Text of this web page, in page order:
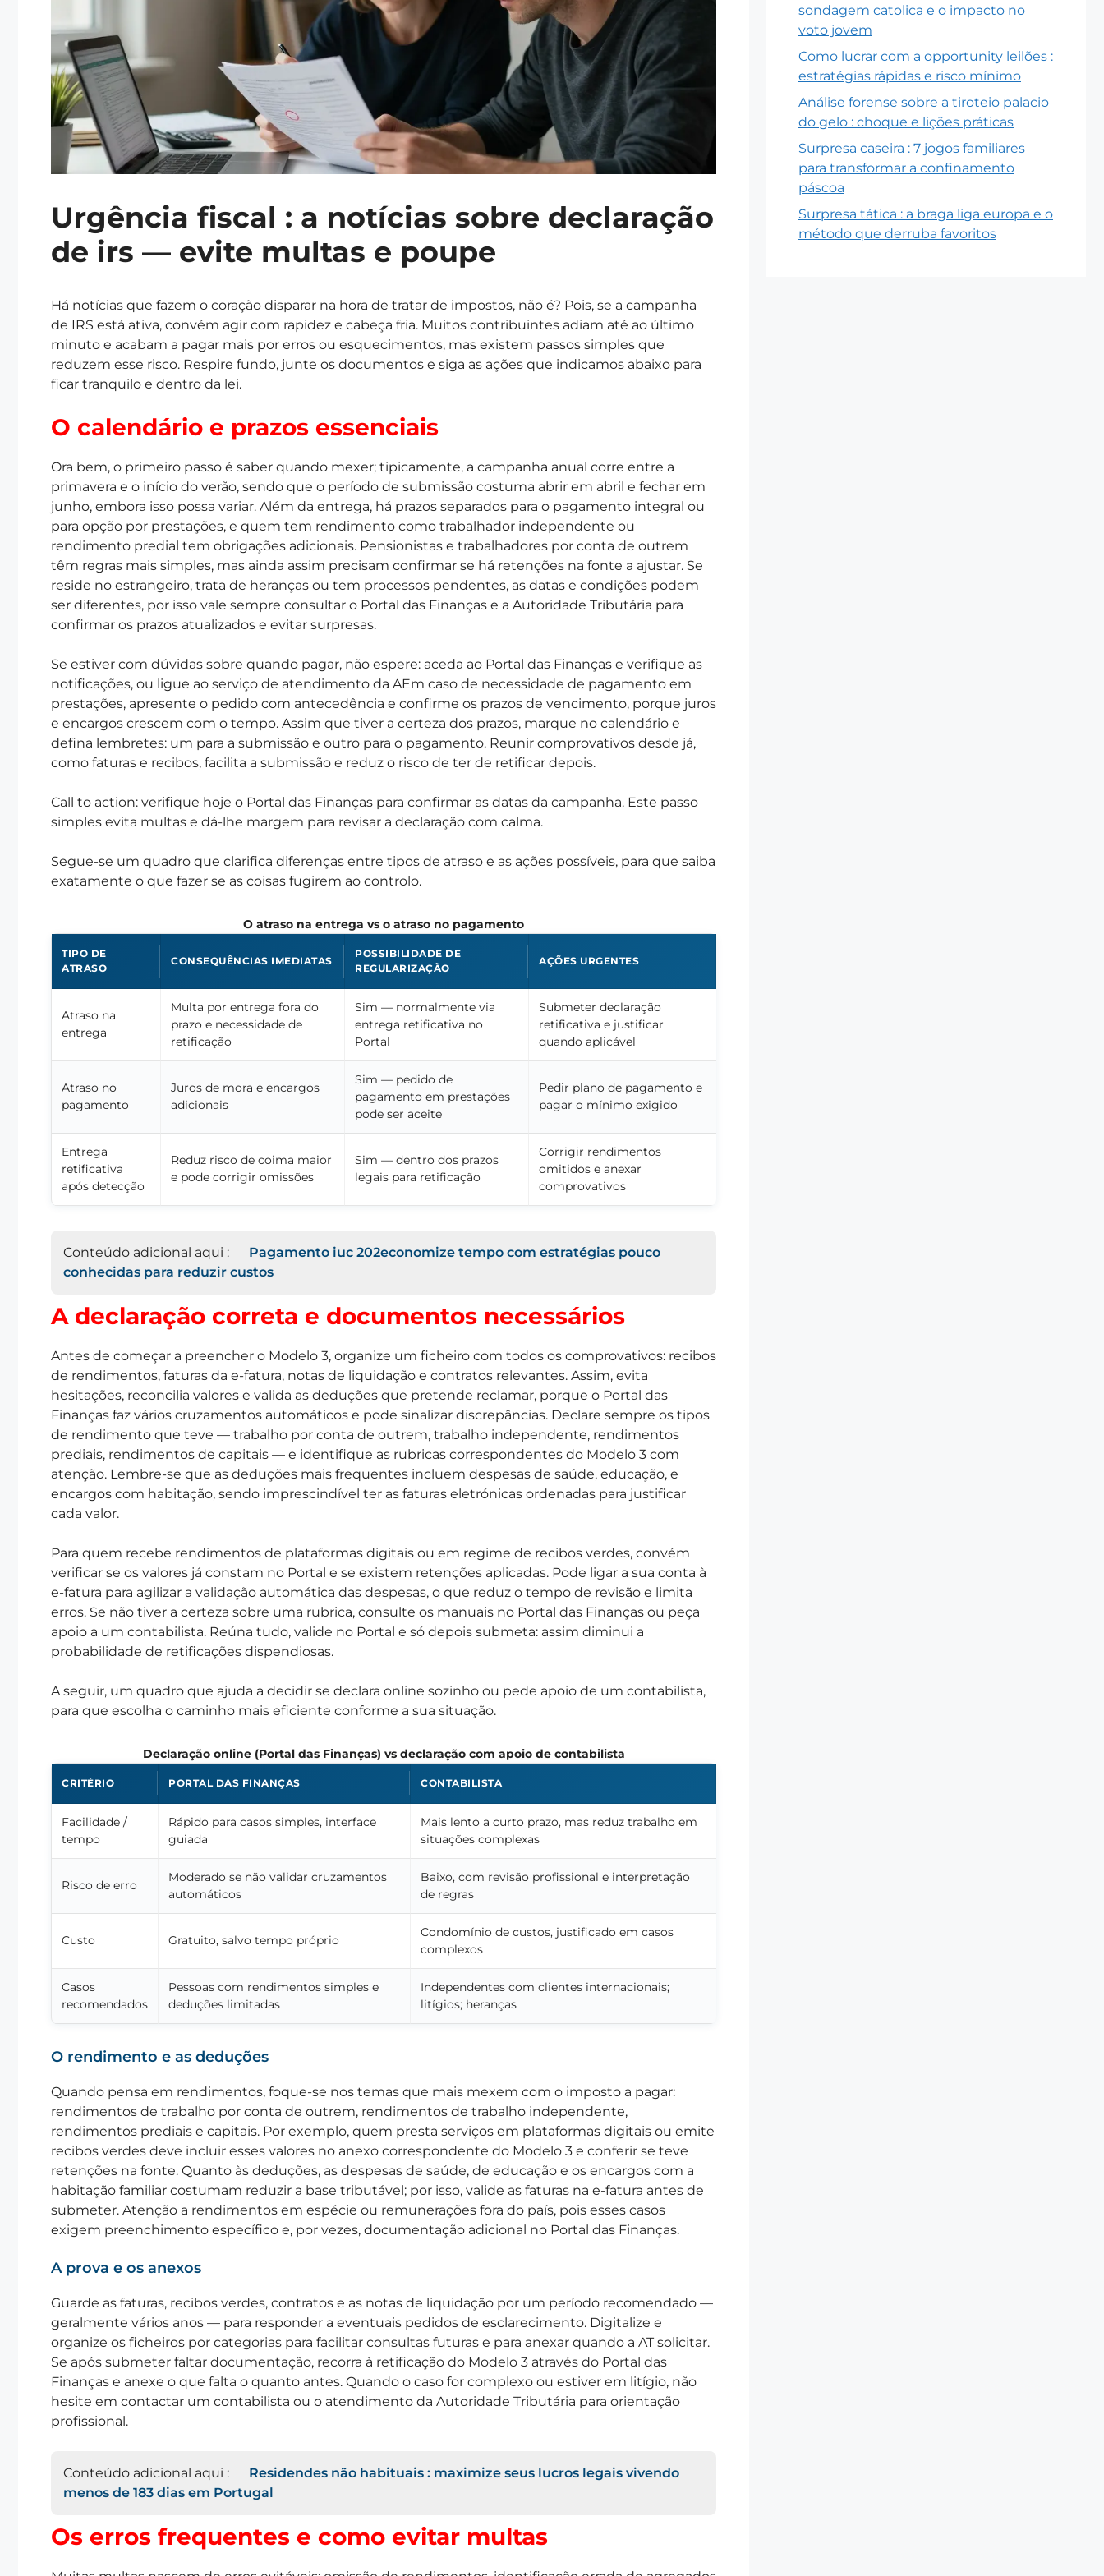
Urgência fiscal : a notícias sobre declaração
de irs — evite multas e poupe
Há notícias que fazem o coração disparar na hora de tratar de impostos, não é? Pois, se a campanha
de IRS está ativa, convém agir com rapidez e cabeça fria. Muitos contribuintes adiam até ao último
minuto e acabam a pagar mais por erros ou esquecimentos, mas existem passos simples que
reduzem esse risco. Respire fundo, junte os documentos e siga as ações que indicamos abaixo para
ficar tranquilo e dentro da lei.
O calendário e prazos essenciais
Ora bem, o primeiro passo é saber quando mexer; tipicamente, a campanha anual corre entre a
primavera e o início do verão, sendo que o período de submissão costuma abrir em abril e fechar em
junho, embora isso possa variar. Além da entrega, há prazos separados para o pagamento integral ou
para opção por prestações, e quem tem rendimento como trabalhador independente ou
rendimento predial tem obrigações adicionais. Pensionistas e trabalhadores por conta de outrem
têm regras mais simples, mas ainda assim precisam confirmar se há retenções na fonte a ajustar. Se
reside no estrangeiro, trata de heranças ou tem processos pendentes, as datas e condições podem
ser diferentes, por isso vale sempre consultar o Portal das Finanças e a Autoridade Tributária para
confirmar os prazos atualizados e evitar surpresas.
Se estiver com dúvidas sobre quando pagar, não espere: aceda ao Portal das Finanças e verifique as
notificações, ou ligue ao serviço de atendimento da AEm caso de necessidade de pagamento em
prestações, apresente o pedido com antecedência e confirme os prazos de vencimento, porque juros
e encargos crescem com o tempo. Assim que tiver a certeza dos prazos, marque no calendário e
defina lembretes: um para a submissão e outro para o pagamento. Reunir comprovativos desde já,
como faturas e recibos, facilita a submissão e reduz o risco de ter de retificar depois.
Call to action: verifique hoje o Portal das Finanças para confirmar as datas da campanha. Este passo
simples evita multas e dá-lhe margem para revisar a declaração com calma.
Segue-se um quadro que clarifica diferenças entre tipos de atraso e as ações possíveis, para que saiba
exatamente o que fazer se as coisas fugirem ao controlo.
O atraso na entrega vs o atraso no pagamento
TIPO DE
ATRASO
CONSEQUÊNCIAS IMEDIATAS
POSSIBILIDADE DE
REGULARIZAÇÃO
AÇÕES URGENTES
Atraso na
entrega
Multa por entrega fora do
prazo e necessidade de
retificação
Sim — normalmente via
entrega retificativa no
Portal
Submeter declaração
retificativa e justificar
quando aplicável
Atraso no
pagamento
Juros de mora e encargos
adicionais
Sim — pedido de
pagamento em prestações
pode ser aceite
Pedir plano de pagamento e
pagar o mínimo exigido
Entrega
retificativa
após detecção
Reduz risco de coima maior
e pode corrigir omissões
Sim — dentro dos prazos
legais para retificação
Corrigir rendimentos
omitidos e anexar
comprovativos
Conteúdo adicional aqui :
Pagamento iuc 202economize tempo com estratégias pouco
conhecidas para reduzir custos
A declaração correta e documentos necessários
Antes de começar a preencher o Modelo 3, organize um ficheiro com todos os comprovativos: recibos
de rendimentos, faturas da e-fatura, notas de liquidação e contratos relevantes. Assim, evita
hesitações, reconcilia valores e valida as deduções que pretende reclamar, porque o Portal das
Finanças faz vários cruzamentos automáticos e pode sinalizar discrepâncias. Declare sempre os tipos
de rendimento que teve — trabalho por conta de outrem, trabalho independente, rendimentos
prediais, rendimentos de capitais — e identifique as rubricas correspondentes do Modelo 3 com
atenção. Lembre-se que as deduções mais frequentes incluem despesas de saúde, educação, e
encargos com habitação, sendo imprescindível ter as faturas eletrónicas ordenadas para justificar
cada valor.
Para quem recebe rendimentos de plataformas digitais ou em regime de recibos verdes, convém
verificar se os valores já constam no Portal e se existem retenções aplicadas. Pode ligar a sua conta à
e-fatura para agilizar a validação automática das despesas, o que reduz o tempo de revisão e limita
erros. Se não tiver a certeza sobre uma rubrica, consulte os manuais no Portal das Finanças ou peça
apoio a um contabilista. Reúna tudo, valide no Portal e só depois submeta: assim diminui a
probabilidade de retificações dispendiosas.
A seguir, um quadro que ajuda a decidir se declara online sozinho ou pede apoio de um contabilista,
para que escolha o caminho mais eficiente conforme a sua situação.
Declaração online (Portal das Finanças) vs declaração com apoio de contabilista
CRITÉRIO PORTAL DAS FINANÇAS CONTABILISTA
Facilidade /
tempo
Rápido para casos simples, interface
guiada
Mais lento a curto prazo, mas reduz trabalho em
situações complexas
Risco de erro
Moderado se não validar cruzamentos
automáticos
Baixo, com revisão profissional e interpretação
de regras
Custo Gratuito, salvo tempo próprio
Condomínio de custos, justificado em casos
complexos
Casos
recomendados
Pessoas com rendimentos simples e
deduções limitadas
Independentes com clientes internacionais;
litígios; heranças
O rendimento e as deduções
Quando pensa em rendimentos, foque-se nos temas que mais mexem com o imposto a pagar:
rendimentos de trabalho por conta de outrem, rendimentos de trabalho independente,
rendimentos prediais e capitais. Por exemplo, quem presta serviços em plataformas digitais ou emite
recibos verdes deve incluir esses valores no anexo correspondente do Modelo 3 e conferir se teve
retenções na fonte. Quanto às deduções, as despesas de saúde, de educação e os encargos com a
habitação familiar costumam reduzir a base tributável; por isso, valide as faturas na e-fatura antes de
submeter. Atenção a rendimentos em espécie ou remunerações fora do país, pois esses casos
exigem preenchimento específico e, por vezes, documentação adicional no Portal das Finanças.
A prova e os anexos
Guarde as faturas, recibos verdes, contratos e as notas de liquidação por um período recomendado —
geralmente vários anos — para responder a eventuais pedidos de esclarecimento. Digitalize e
organize os ficheiros por categorias para facilitar consultas futuras e para anexar quando a AT solicitar.
Se após submeter faltar documentação, recorra à retificação do Modelo 3 através do Portal das
Finanças e anexe o que falta o quanto antes. Quando o caso for complexo ou estiver em litígio, não
hesite em contactar um contabilista ou o atendimento da Autoridade Tributária para orientação
profissional.
Conteúdo adicional aqui :
Residendes não habituais : maximize seus lucros legais vivendo
menos de 183 dias em Portugal
Os erros frequentes e como evitar multas
sondagem catolica e o impacto no
voto jovem
Como lucrar com a opportunity leilões :
estratégias rápidas e risco mínimo
Análise forense sobre a tiroteio palacio
do gelo : choque e lições práticas
Surpresa caseira : 7 jogos familiares
para transformar a confinamento
páscoa
Surpresa tática : a braga liga europa e o
método que derruba favoritos